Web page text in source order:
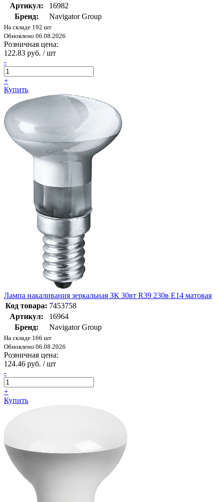
Артикул:
16982
Бренд:
Navigator Group
На складе 192 шт
Обновлено 06.08.2026
Розничная цена:
122.83 руб. / шт
-
+
Купить
Лампа накаливания зеркальная ЗК 30вт R39 230в Е14 матовая
Код товара: 7453758
Артикул:
16964
Бренд:
Navigator Group
На складе 166 шт
Обновлено 06.08.2026
Розничная цена:
124.46 руб. / шт
-
+
Купить